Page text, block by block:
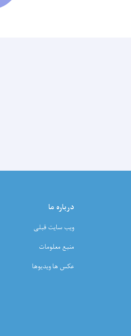
درباره ما
ویب سایت قبلی
منبع معلومات
عکس ها ویدیوها